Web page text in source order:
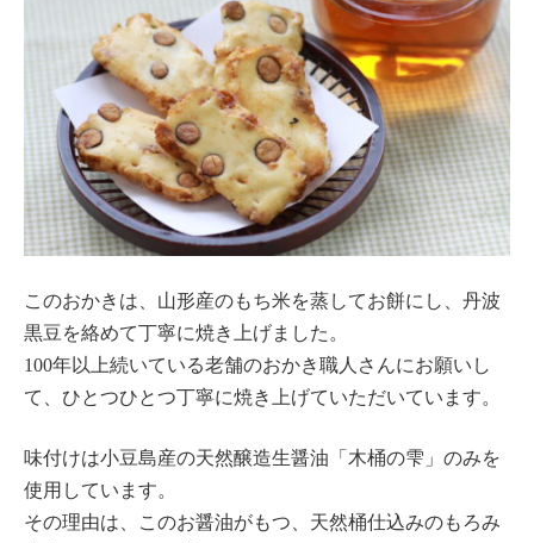
このおかきは、山形産のもち米を蒸してお餅にし、丹波
黒豆を絡めて丁寧に焼き上げました。
100年以上続いている老舗のおかき職人さんにお願いし
て、ひとつひとつ丁寧に焼き上げていただいています。
味付けは小豆島産の天然醸造生醤油「木桶の雫」のみを
使用しています。
その理由は、このお醤油がもつ、天然桶仕込みのもろみ